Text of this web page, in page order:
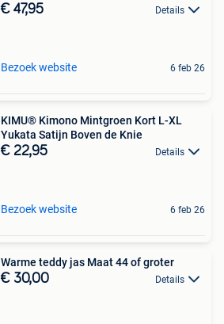
€ 47,95 Details
Bezoek website 6 feb 26
KIMU® Kimono Mintgroen Kort L-XL
Yukata Satijn Boven de Knie
€ 22,95 Details
Bezoek website 6 feb 26
Warme teddy jas Maat 44 of groter
€ 30,00 Details